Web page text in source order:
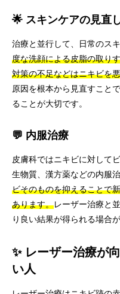
🌟 スキンケアの見直
治療と並行して、日常のス
度な洗顔による皮脂の取り
対策の不足などはニキビを
原因を根本から見直すこと
ることが大切です。
💬 内服治療
皮膚科ではニキビに対して
生物質、漢方薬などの内服
ビそのものを抑えることで
あります。レーザー治療と
り良い結果が得られる場合が
✨ レーザー治療が
い人